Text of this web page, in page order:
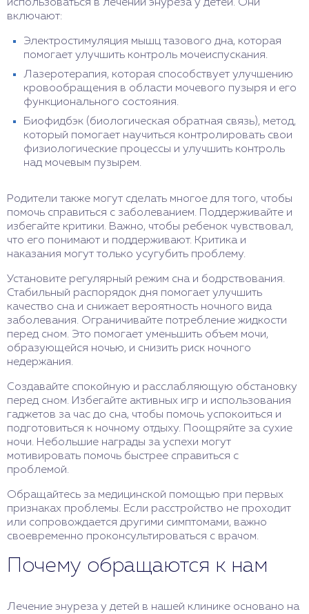
использоваться в лечении энуреза у детей. Они
включают:
Электростимуляция мышц тазового дна, которая
помогает улучшить контроль мочеиспускания.
Лазеротерапия, которая способствует улучшению
кровообращения в области мочевого пузыря и его
функционального состояния.
Биофидбэк (биологическая обратная связь), метод,
который помогает научиться контролировать свои
физиологические процессы и улучшить контроль
над мочевым пузырем.
Родители также могут сделать многое для того, чтобы
помочь справиться с заболеванием. Поддерживайте и
избегайте критики. Важно, чтобы ребенок чувствовал,
что его понимают и поддерживают. Критика и
наказания могут только усугубить проблему.
Установите регулярный режим сна и бодрствования.
Стабильный распорядок дня помогает улучшить
качество сна и снижает вероятность ночного вида
заболевания. Ограничивайте потребление жидкости
перед сном. Это помогает уменьшить объем мочи,
образующейся ночью, и снизить риск ночного
недержания.
Создавайте спокойную и расслабляющую обстановку
перед сном. Избегайте активных игр и использования
гаджетов за час до сна, чтобы помочь успокоиться и
подготовиться к ночному отдыху. Поощряйте за сухие
ночи. Небольшие награды за успехи могут
мотивировать помочь быстрее справиться с
проблемой.
Обращайтесь за медицинской помощью при первых
признаках проблемы. Если расстройство не проходит
или сопровождается другими симптомами, важно
своевременно проконсультироваться с врачом.
Почему обращаются к нам
Лечение энуреза у детей в нашей клинике основано на